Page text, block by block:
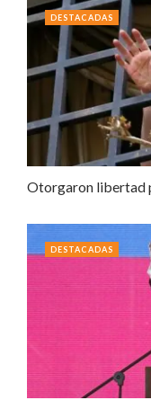
Otorgaron libertad
DESTACADAS
DESTACADAS